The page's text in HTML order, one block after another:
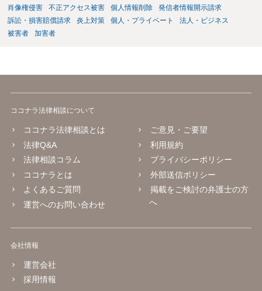
肖像権侵害
不正アクセス被害 個人情報削除
発信者情報開示請求
訴訟・損害賠償請求
炎上対策 個人・プライベート
法人・ビジネス
被害者
加害者
ココナラ法律相談について
ココナラ法律相談とは
法律Q&A
法律相談コラム
ココナラとは
よくあるご質問
運営へのお問い合わせ
ご意見・ご要望
利用規約
プライバシーポリシー
外部送信ポリシー
掲載をご検討の弁護士の方
へ
会社情報
運営会社
採用情報